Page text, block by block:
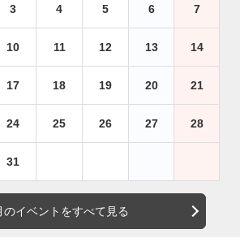
3 4 5 6 7
10 11 12 13 14
17 18 19 20 21
24 25 26 27 28
31
のイベントをすべて見る